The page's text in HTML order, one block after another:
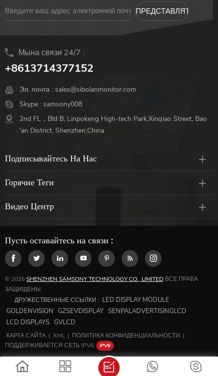
Мына связи 24/7 :
+8613714377152
Эл. почта : sales@sibolanmonitor.com
Skype : samsony008
2nd FL，Bld B, Linpokeng High-tech Park,Xinqiao Street, Bao
'an District, Shenzhen,China
Подписывайтесь На Нас
Горячие Теги
Видео Центр
Пусть оставайтесь на связи :
© 2026SHENZHEN SAMSONY TECHNOLOGY CO., LIMITED ВСЕ ПРАВА
ЗАЩИЩЕНЫ.
ДРУЖЕСТВЕННЫЕ ССЫЛКИ : LED DISPLAY MODULE
GOLDENVISION GZSEVDISPLAY SENPALADVERTISINGLCD
LCD DISPLAYS GVLCD
КАРТА САЙТА | XML | ПОЛИТИКА КОНФИДЕНЦИАЛЬНОСТИ |
ПОДДЕРЖИВАЕТСЯ СЕТЬ IPV6